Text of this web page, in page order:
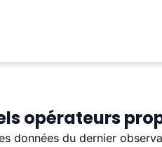
opérateurs
données du dernier